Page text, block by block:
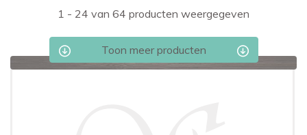
1 - 24 van 64 producten weergegeven
Toon meer producten